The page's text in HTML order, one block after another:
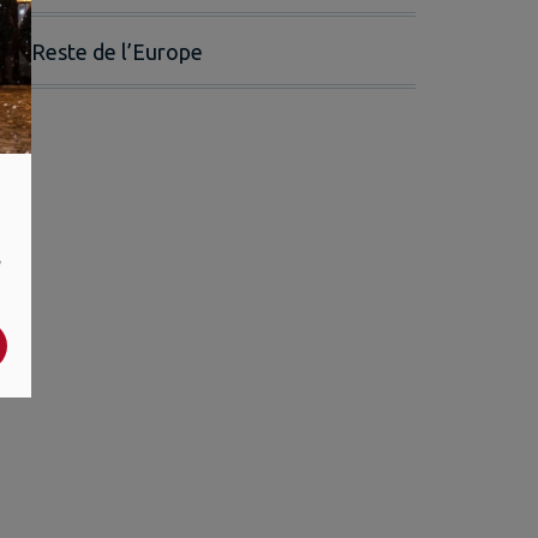
Reste de l’Europe